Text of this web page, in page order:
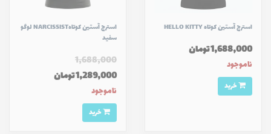
استرج آستين كوتاه HELLO KITTY
1,688,000 تومان
ناموجود
استرج آستين كوتاهNARCISSIST لوگو
سفید
1,688,000
1,289,000 تومان
ناموجود